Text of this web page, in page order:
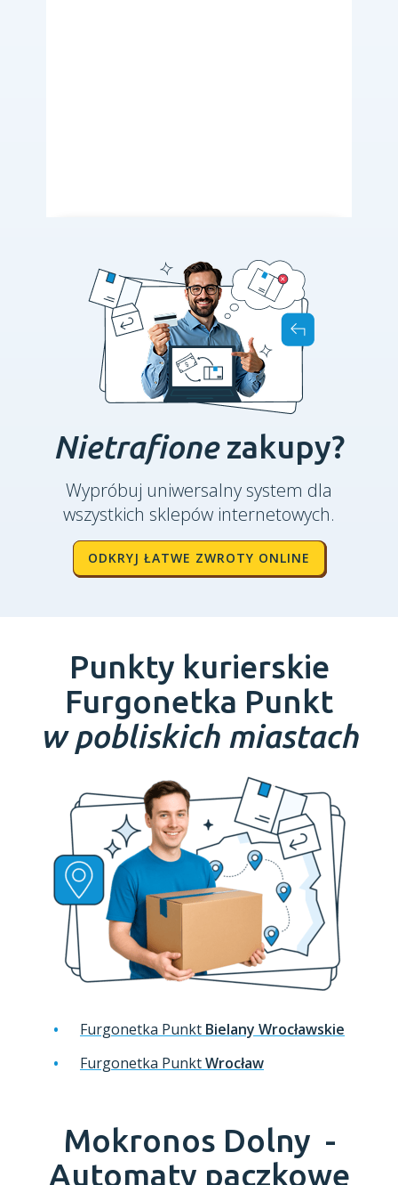
Nietrafionezakupy?
Wypróbuj uniwersalny system dla
wszystkich sklepów internetowych.
ODKRYJ ŁATWE ZWROTY ONLINE
Punkty kurierskie
Furgonetka Punkt
w pobliskich miastach
Furgonetka Punkt Bielany Wrocławskie
Furgonetka PunktWrocław
Mokronos Dolny -
Automaty paczkowe